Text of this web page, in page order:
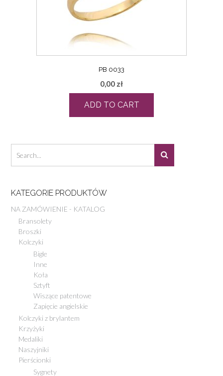
PB 0033
0,00 zł
ADD TO CART
KATEGORIE PRODUKTÓW
NA ZAMÓWIENIE - KATALOG
Bransolety
Broszki
Kolczyki
Bigle
Inne
Koła
Sztyft
Wiszące patentowe
Zapięcie angielskie
Kolczyki z brylantem
Krzyżyki
Medaliki
Naszyjniki
Pierścionki
Sygnety